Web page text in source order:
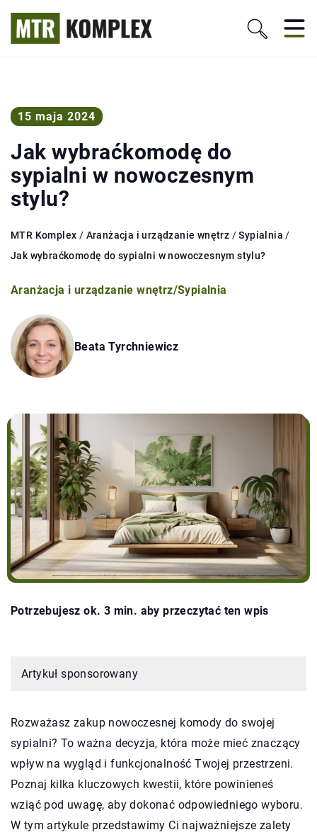
15 maja 2024
Jak wybraćkomodę do
sypialni w nowoczesnym
stylu?
MTR Komplex / Aranżacja i urządzanie wnętrz /Sypialnia /
Jak wybraćkomodę do sypialni w nowoczesnym stylu?
Aranżacja i urządzanie wnętrz/Sypialnia
Beata Tyrchniewicz
Potrzebujesz ok. 3 min. aby przeczytać ten wpis
Artykuł sponsorowany
Rozważasz zakup nowoczesnej komody do swojej
sypialni? To ważna decyzja, która może mieć znaczący
wpływ na wygląd i funkcjonalność Twojej przestrzeni.
Poznaj kilka kluczowych kwestii, które powinieneś
wziąć pod uwagę, aby dokonać odpowiedniego wyboru.
W tym artykule przedstawimy Ci najważniejsze zalety